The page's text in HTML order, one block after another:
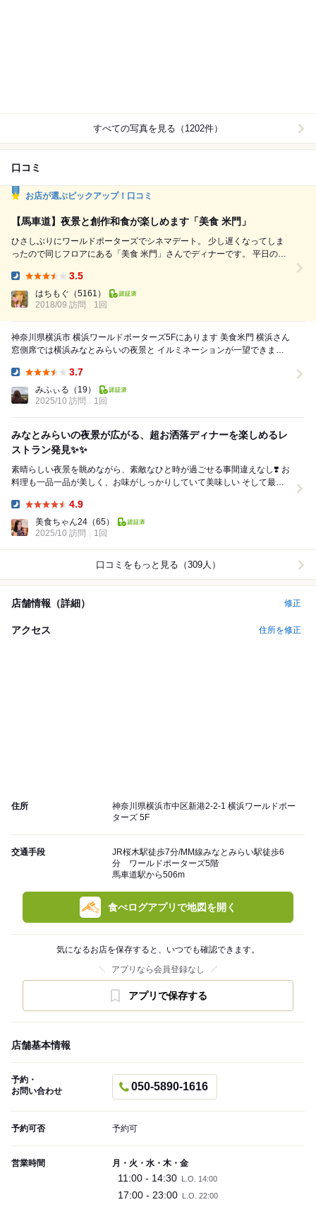
すべての写真を見る（1202件）
口コミ
お店が選ぶピックアップ！口コミ
【馬車道】夜景と創作和食が楽しめます「美食 米門」
ひさしぶりにワールドポーターズでシネマデート。 少し遅くなってしま
ったので同じフロアにある「美食 米門」さんでディナーです。 平日の遅
先ずはエクストラコールドで乾杯です。 突出しはサーモンのマリネ。 そ
してこちら、海鮮がおすすめということで ジュレで食べるお刺身盛り合
わせ3種（1480円）をお願いしてみること...
3.5
はちもぐ （5161）
2018/09 訪問
1回
神奈川県横浜市 横浜ワールドポーターズ5Fにあります 美食米門 横浜さん
窓側席では横浜みなとみらいの夜景と イルミネーションが一望できます
3.7
みふぃる （19）
2025/10 訪問
1回
みなとみらいの夜景が広がる、超お洒落ディナーを楽しめるレ
ストラン発見✨✨
素晴らしい夜景を眺めながら、素敵なひと時が過ごせる事間違えなし❣️ お
料理も一品一品が美しく、お味がしっかりしていて美味しい そして最後
4.9
美食ちゃん24 （65）
2025/10 訪問
1回
口コミをもっと見る（309人）
店舗情報（詳細） 修正
アクセス 住所を修正
住所
神奈川県横浜市中区新港2-2-1 横浜ワールドポー
ターズ 5F
交通手段
JR桜木駅徒歩7分/MM線みなとみらい駅徒歩6
分 ワールドポーターズ5階
馬車道駅から506m
食べログアプリで地図を開く
気になるお店を保存すると、いつでも確認できます。
アプリなら会員登録なし
アプリで保存する
店舗基本情報
予約・
お問い合わせ
050-5890-1616
予約可否 予約可
営業時間 月・火・水・木・金
11:00 - 14:30 L.O. 14:00
17:00 - 23:00 L.O. 22:00